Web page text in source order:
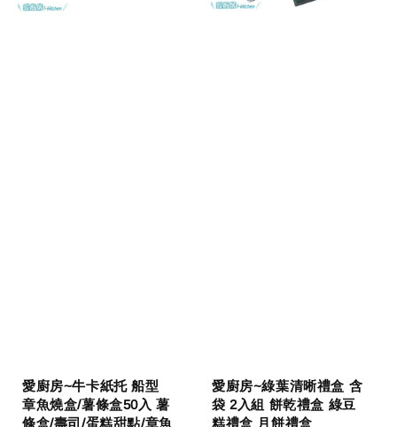
愛廚房~牛卡紙托 船型
章魚燒盒/薯條盒50入 薯
條盒/壽司/蛋糕甜點/章魚
愛廚房~綠葉清晰禮盒 含
袋 2入組 餅乾禮盒 綠豆
糕禮盒 月餅禮盒